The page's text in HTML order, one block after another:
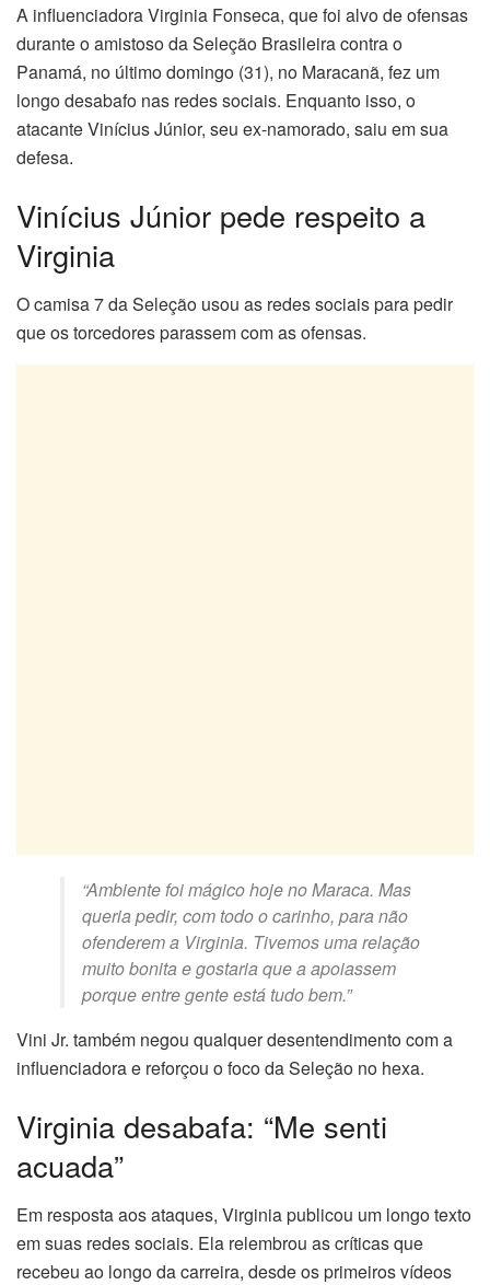
A influenciadora Virginia Fonseca, que foi alvo de ofensas
durante o amistoso da Seleção Brasileira contra o
Panamá, no último domingo (31), no Maracanã, fez um
longo desabafo nas redes sociais. Enquanto isso, o
atacante Vinícius Júnior, seu ex-namorado, saiu em sua
defesa.
Vinícius Júnior pede respeito a
Virginia
O camisa 7 da Seleção usou as redes sociais para pedir
que os torcedores parassem com as ofensas.
“Ambiente foi mágico hoje no Maraca. Mas
queria pedir, com todo o carinho, para não
ofenderem a Virginia. Tivemos uma relação
muito bonita e gostaria que a apoiassem
porque entre gente está tudo bem.”
Vini Jr. também negou qualquer desentendimento com a
influenciadora e reforçou o foco da Seleção no hexa.
Virginia desabafa: “Me senti
acuada”
Em resposta aos ataques, Virginia publicou um longo texto
em suas redes sociais. Ela relembrou as críticas que
recebeu ao longo da carreira, desde os primeiros vídeos